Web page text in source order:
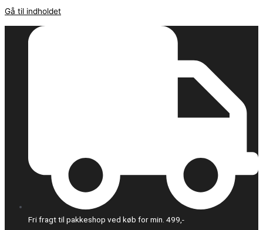
Gå til indholdet
Fri fragt til pakkeshop ved køb for min. 499,-